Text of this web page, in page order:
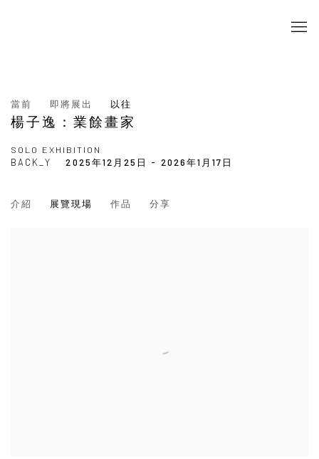
當前 即將展出 以往
楊子逸：業餘畫家
SOLO EXHIBITION
2025年12月25日 - 2026年1月17日
BACK_Y
介紹 展覽現場 作品 分享